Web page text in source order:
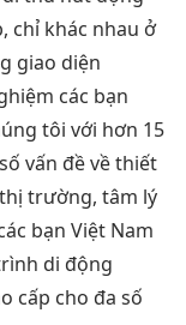
chỉ khác nhau ở
giao diện
các bạn
tôi với hơn 15
vấn đề về thiết
trường, tâm lý
bạn Việt Nam
di động
cấp cho đa số